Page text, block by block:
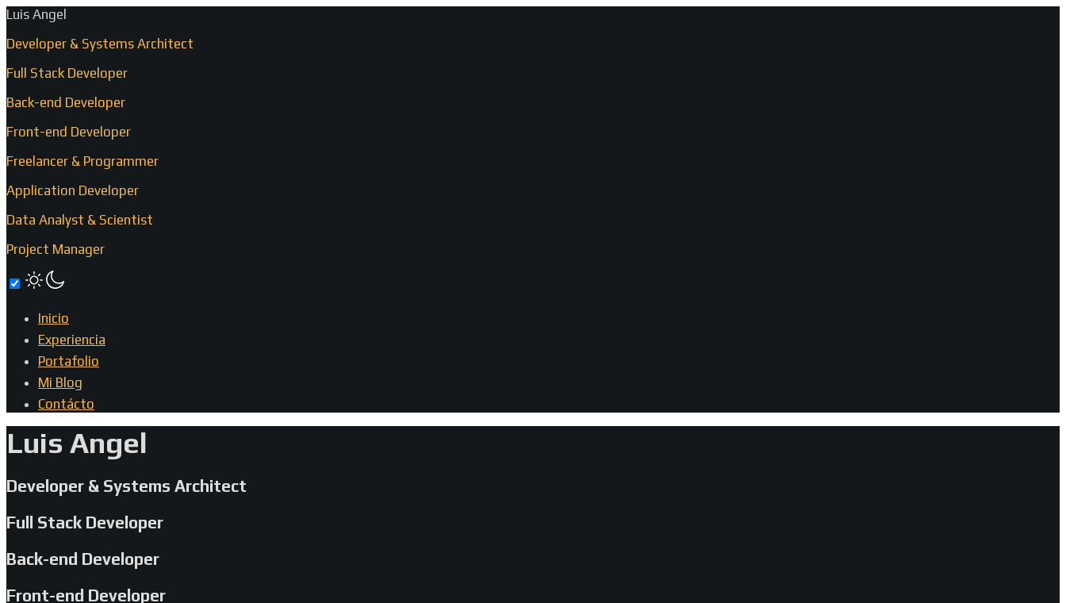
Luis Angel
Developer & Systems Architect
Full Stack Developer
Back-end Developer
Front-end Developer
Freelancer & Programmer
Application Developer
Data Analyst & Scientist
Project Manager
Inicio
Experiencia
Portafolio
Mi Blog
Contácto
Luis Angel
Developer & Systems Architect
Full Stack Developer
Back-end Developer
Front-end Developer